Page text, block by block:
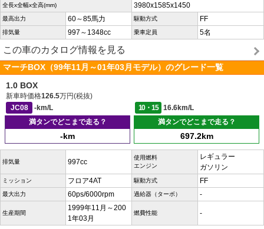
全長x全幅x全高(mm) 3980x1585x1450
最高出力 60～85馬力 駆動方式 FF
排気量 997～1348cc 乗車定員 5名
この車のカタログ情報を見る
マーチBOX（99年11月～01年03月モデル）のグレード一覧
1.0 BOX
新車時価格126.5万円(税抜)
JC08
-km/L 10・15
16.6km/L
満タンでどこまで走る？
-km
満タンでどこまで走る？
697.2km
排気量 997cc
使用燃料
エンジン
レギュラー
ガソリン
ミッション フロア4AT 駆動方式 FF
最大出力 60ps/6000rpm 過給器（ターボ） -
生産期間
1999年11月～200
1年03月
燃費性能 -